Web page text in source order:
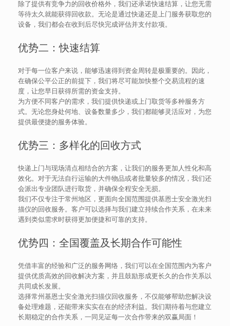
除了提供有竞争力的回收价格外，我们还承诺快速结算，让您无需
等待太久就能获得回收款。无论是通过快递还是上门服务获取您的
设备，我们都会在收到后尽快完成评估并支付款项。
优势二：快速结算
对于每一位客户来说，能够迅速得到资金周转是极重要的。因此，
在确保公平公正的前提下，我们将尽可能加快整个交易流程的速
度，让您早日获得所需的资金支持。
为方便不同客户的需求，我们提供快递或上门取货等多种服务方
式。无论您身处何地、设备数量多少，我们都能够灵活应对，为您
提供最便捷的服务体验。
优势三：多样化的回收方式
快递上门与现场清点相结合的方案，让我们的服务更加人性化和高
效化。对于无法自行运输的大件物品或者批量较多的情况，我们还
会派出专业团队进行取货，并确保全程安全无损。
我们不仅专注于常州地区，更面向全国范围提供基恩士安全激光扫
描仪的回收服务。客户可以选择与我们建立持续合作关系，在未来
遇到类似需求时获得更加便捷和可靠的支持。
优势四：全国覆盖及长期合作可能性
凭借丰富的经验和广泛的服务网络，我们可以在全国范围内为客户
提供优质高效的回收解决方案，并且鼓励形成更长久的合作关系以
共同成长发展。
选择常州基恩士安全激光扫描仪回收服务，不仅能够帮助您解决设
备处理难题，还能带来实实在在的经济利益。我们期待着与您建立
长期稳定的合作关系，一同见证每一次合作带来的双赢局面！